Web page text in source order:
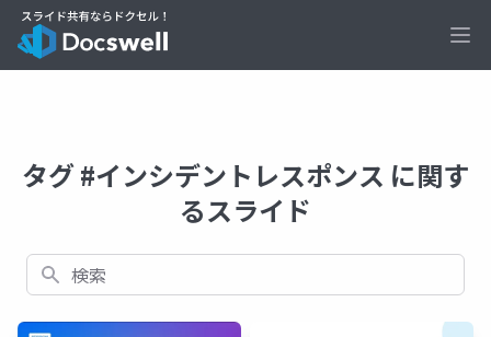
タグ #インシデントレスポンス に関す
るスライド
検索